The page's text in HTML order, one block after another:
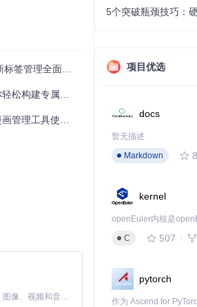
且错误率从1
抓取模块，展示
管理全面指南
建专属漫画库
工具使用指南
MiniMax H3 是一个通用的全模态生成系统。它支持对由文本、图像、视频和音频组成的多模态上下文进行统一理解，并能生成分辨率高达 2K、时长可达 15 秒的带原生立体声音频的视频。得益于面向任务泛化的系统设计，H3 在预训练阶段就已具备广泛的多模态上下文理解与生成能力，能够出色地执行复杂的多模态指令。
项目优选
docs
暂无描述
Markdown
kernel
C
507
pytorch